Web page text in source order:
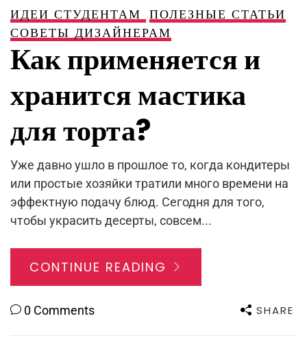
ИДЕИ СТУДЕНТАМ ПОЛЕЗНЫЕ СТАТЬИ
СОВЕТЫ ДИЗАЙНЕРАМ
Как применяется и
хранится мастика
для торта?
Уже давно ушло в прошлое то, когда кондитеры
или простые хозяйки тратили много времени на
эффектную подачу блюд. Сегодня для того,
чтобы украсить десерты, совсем...
CONTINUE READING
0 Comments SHARE